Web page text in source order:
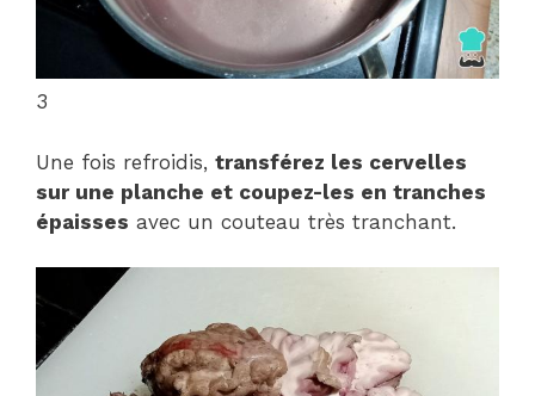
3
Une fois refroidis, transférez les cervelles
sur une planche et coupez-les en tranches
épaisses avec un couteau très tranchant.